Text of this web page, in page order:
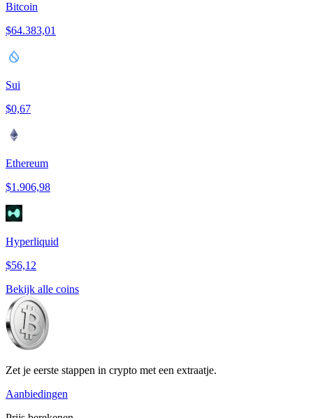
Bitcoin
$64.383,01
Sui
$0,67
Ethereum
$1.906,98
Hyperliquid
$56,12
Bekijk alle coins
Zet je eerste stappen in crypto met een extraatje.
Aanbiedingen